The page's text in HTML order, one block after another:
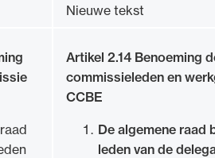
Nieuwe tekst
Artikel 2.14 Benoeming
commissieleden en
CCBE
De algemene raad
leden van de